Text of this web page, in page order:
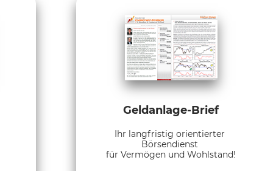
Geldanlage-Brief
Ihr langfristig orientierter
Börsendienst
für Vermögen und Wohlstand!